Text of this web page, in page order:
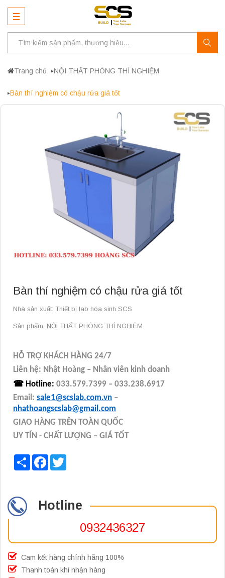
Trang chủ NỘI THẤT PHÒNG THÍ NGHIỆM
Bàn thí nghiệm có chậu rửa giá tốt
Bàn thí nghiệm có chậu rửa giá tốt
Nhà sản xuất: Thiết bị lab hóa sinh SCS
Sản phẩm: NỘI THẤT PHÒNG THÍ NGHIỆM
HỖ TRỢ KHÁCH HÀNG 24/7
Liên hệ: Nhật Hoàng – Nhân viên kinh doanh
☎ Hotline: 033.579.7399 – 033.238.6917
Email: sale1@scslab.com.vn –
nhathoangscslab@gmail.com
GIAO HÀNG TRÊN TOÀN QUỐC
UY TÍN - CHẤT LƯỢNG – GIÁ TỐT
Share Facebook
Hotline
0932436327
Cam kết hàng chính hãng 100%
Thanh toán khi nhận hàng